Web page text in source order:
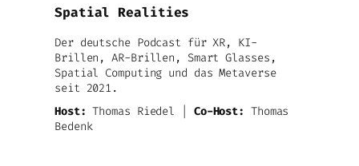
Spatial Realities
Der deutsche Podcast für XR, KI-
Brillen, AR-Brillen, Smart Glasses,
Spatial Computing und das Metaverse
seit 2021.
Host: Thomas Riedel | Co-Host: Thomas
Bedenk